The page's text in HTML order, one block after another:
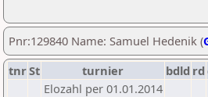
Pnr:129840 Name: Samuel Hedenik (
tnrSt turnier bdld rd
Elozahl per 01.01.2014